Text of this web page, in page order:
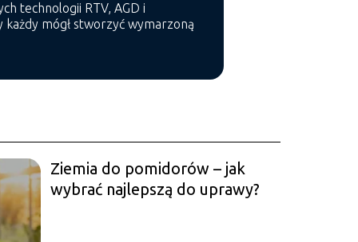
technologii RTV, AGD i
mógł stworzyć wymarzoną
Ziemia do pomidorów – jak
wybrać najlepszą do uprawy?